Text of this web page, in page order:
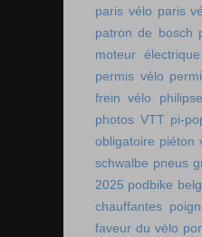
paris vélo paris
patron de bosch
moteur
permis vélo
frein vélo
photos VTT pi-
obligatoire piéton
schwalbe pneus
2025 podbike
chauffantes
faveur du vélo